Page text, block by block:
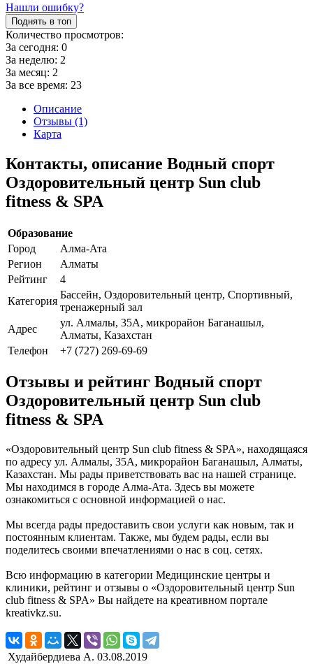
Нашли ошибку?
Поднять в топ
Количество просмотров:
За сегодня: 0
За неделю: 2
За месяц: 2
За все время: 23
Описание
Отзывы (1)
Карта
Контакты, описание Водный спорт
Оздоровительный центр Sun club
fitness & SPA
Образование
Город
Алма-Ата
Регион
Алматы
Рейтинг
4
Категория
Бассейн, Оздоровительный центр, Спортивный,
тренажерный зал
Адрес
ул. Алмалы, 35А, микрорайон Баганашыл,
Алматы, Казахстан
Телефон
+7 (727) 269-69-69
Отзывы и рейтинг Водный спорт
Оздоровительный центр Sun club
fitness & SPA
«Оздоровительный центр Sun club fitness & SPA», находящаяся
по адресу ул. Алмалы, 35А, микрорайон Баганашыл, Алматы,
Казахстан. Мы рады приветствовать вас на нашей странице.
Мы находимся в городе Алма-Ата. Здесь вы можете
ознакомиться с основной информацией о нас.
Мы всегда рады предоставить свои услуги как новым, так и
постоянным клиентам. Также, мы будем рады, если вы
поделитесь своими впечатлениями о нас в соц. сетях.
Всю информацию в категории Медицинские центры и
клиники, рейтинг и отзывы о «Оздоровительный центр Sun
club fitness & SPA» Вы найдете на креативном портале
kreativkz.su.
Худайбердиева А. 03.08.2019